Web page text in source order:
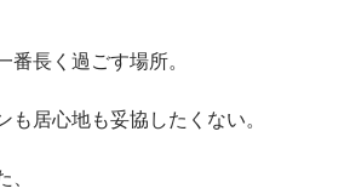
番長く過ごす場所。
も居心地も妥協したくない。